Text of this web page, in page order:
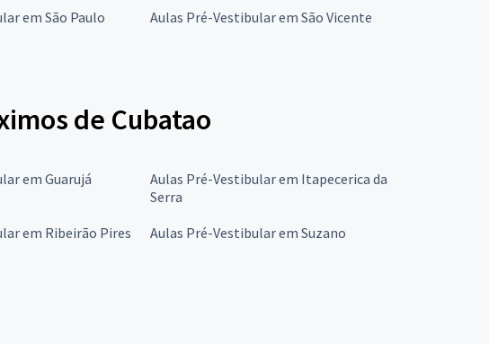
em São Paulo Aulas Pré-Vestibular em São Vicente
de Cubatao
em Guarujá
Aulas Pré-Vestibular em Itapecerica da
Serra
em Ribeirão Pires
Aulas Pré-Vestibular em Suzano